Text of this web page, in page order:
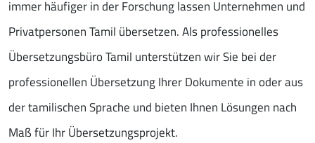
immer häufiger in der Forschung lassen Unternehmen und
Privatpersonen Tamil übersetzen. Als professionelles
Übersetzungsbüro Tamil unterstützen wir Sie bei der
professionellen Übersetzung Ihrer Dokumente in oder aus
der tamilischen Sprache und bieten Ihnen Lösungen nach
Maß für Ihr Übersetzungsprojekt.